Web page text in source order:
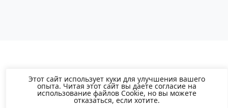
Этот сайт использует куки для улучшения вашего
опыта. Читая этот сайт вы даете согласие на
использование файлов Cookie, но вы можете
отказаться, если хотите.